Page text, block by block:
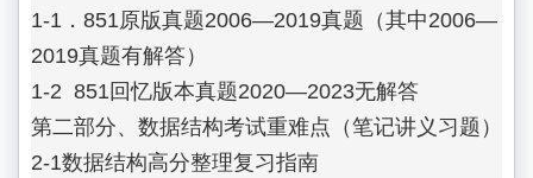
1-1．851原版真题2006—2019真题（其中2006—
2019真题有解答）
1-2  851回忆版本真题2020—2023无解答
第二部分、数据结构考试重难点（笔记讲义习题）
2-1数据结构高分整理复习指南